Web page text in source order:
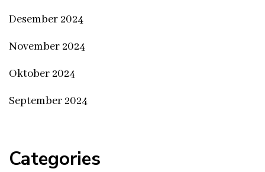
Desember 2024
November 2024
Oktober 2024
September 2024
Categories